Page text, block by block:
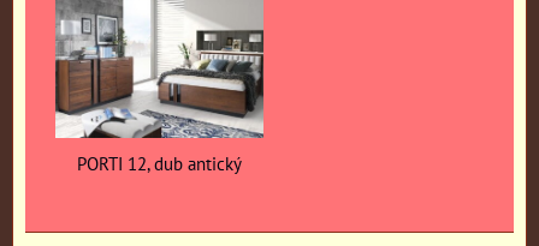
PORTI 12, dub antický